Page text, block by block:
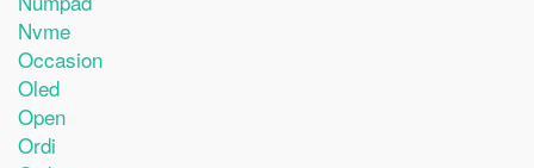
Nvme
Occasion
Oled
Open
Ordi